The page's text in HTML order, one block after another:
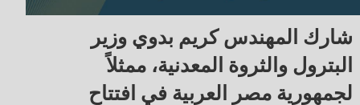
شارك المهندس كريم بدوي وزير
البترول والثروة المعدنية، ممثلاً
لجمهورية مصر العربية في افتتاح